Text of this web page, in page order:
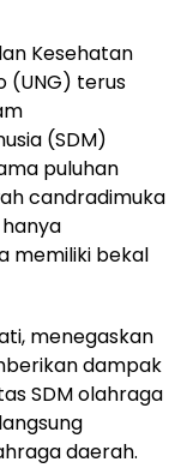
Kesehatan
(UNG) terus
(SDM)
puluhan
candradimuka
memiliki bekal
menegaskan
dampak
SDM olahraga
daerah.